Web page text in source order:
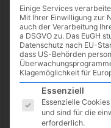
28. Oktober 2022für
Series X/S.
Der heute
Einige Services
Mit Ihrer Einwilligung zur
auch der Verarbeitung
a DSGVO zu. Das EuGH
Datenschutz nach EU-
dass US-Behörden
Klagemöglichkeit für
Es folgt eine Liste
Essenziell
Essenzielle
und sind für die
erforderlich.